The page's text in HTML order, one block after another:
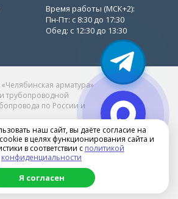
Время работы (МСК+2):
Пн-Пт: с 8:30 до 17:30
Обед: с 12:30 до 13:30
арматура»
трубопроводной
по России и
наш сайт, вы даёте согласие на
в целях функционирования сайта и
в соответствии с политикой
конфиденциальности
Я согласен